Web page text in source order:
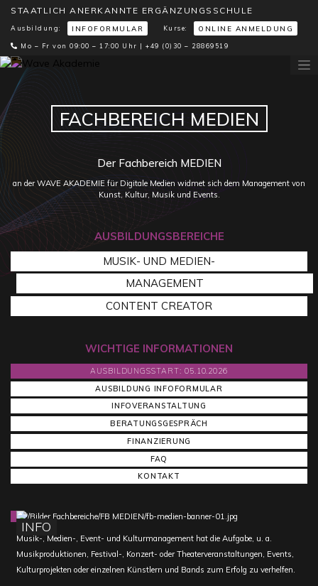
STAATLICH ANERKANNTE ERGÄNZUNGSSCHULE
Ausbildung: INFOFORMULAR Kurse: ONLINE ANMELDUNG
Mo – Fr von 09:00 – 17:00 Uhr | +49 (0)30 – 28869519
FACHBEREICH MEDIEN
Der Fachbereich MEDIEN
an der WAVE AKADEMIE für Digitale Medien widmet sich dem Management von
Kunst, Kultur, Musik und Events.
AUSBILDUNGSBEREICHE
MUSIK- UND MEDIEN-
MANAGEMENT
CONTENT CREATOR
WICHTIGE INFORMATIONEN
AUSBILDUNGSSTART: 05.10.2026
AUSBILDUNG INFOFORMULAR
INFOVERANSTALTUNG
BERATUNGSGESPRÄCH
FINANZIERUNG
FAQ
KONTAKT
INFO
Musik-, Medien-, Event- und Kulturmanagement hat die Aufgabe, u. a.
Musikproduktionen, Festival-, Konzert- oder Theaterveranstaltungen, Events,
Kulturprojekten oder einzelnen Künstlern und Bands zum Erfolg zu verhelfen.